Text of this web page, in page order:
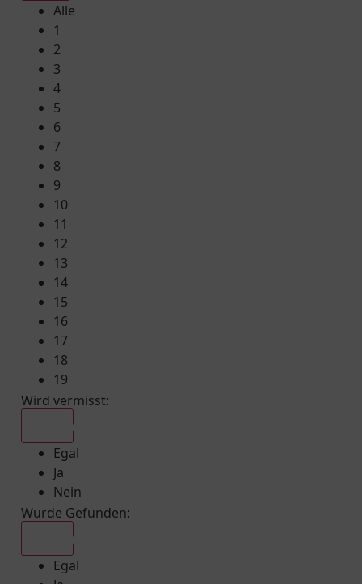
Alle
1
2
3
4
5
6
7
8
9
10
11
12
13
14
15
16
17
18
19
Wird vermisst:
Egal
Ja
Nein
Wurde Gefunden:
Egal